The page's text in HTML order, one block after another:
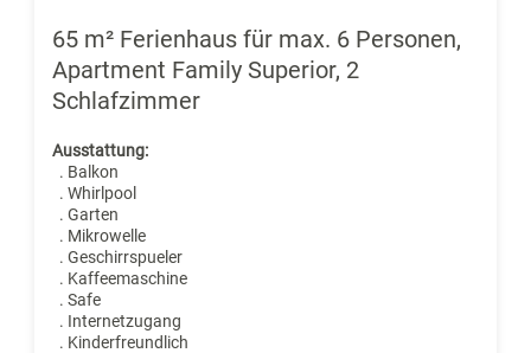
65 m² Ferienhaus für max. 6 Personen,
Apartment Family Superior, 2
Schlafzimmer
Ausstattung:
. Balkon
. Whirlpool
. Garten
. Mikrowelle
. Geschirrspueler
. Kaffeemaschine
. Safe
. Internetzugang
. Kinderfreundlich